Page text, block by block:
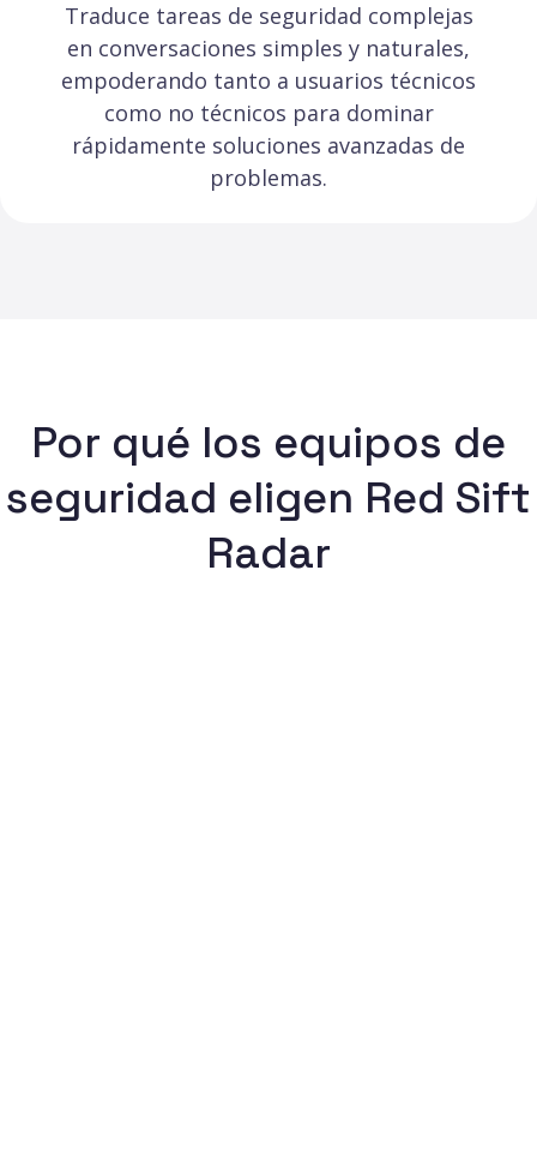
Traduce tareas de seguridad complejas
en conversaciones simples y naturales,
empoderando tanto a usuarios técnicos
como no técnicos para dominar
rápidamente soluciones avanzadas de
problemas.
Por qué los equipos de
seguridad eligen Red Sift
Radar